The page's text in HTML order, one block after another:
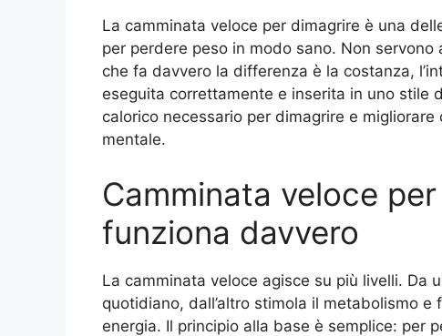
La camminata veloce per dimagrire è una
per perdere peso in modo sano. Non
che fa davvero la differenza è la costanza,
eseguita correttamente e inserita in uno stile
calorico necessario per dimagrire e
mentale.
Camminata veloce
funziona davvero
La camminata veloce agisce su più livelli. Da
quotidiano, dall’altro stimola il metabolismo
energia. Il principio alla base è semplice: per